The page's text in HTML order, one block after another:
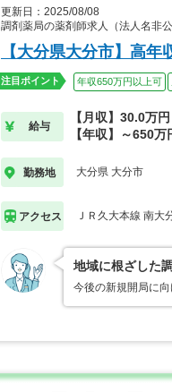
更新日：2025/08/08
調剤薬局の薬剤師求人（法人名非
【大分県大分市】高
注目ポイント 年収650万円以上可
給与
【月収】30.0万
【年収】～650万
勤務地 大分県 大分市
アクセス ＪＲ久大本線 南大
地域に根ざした
今後の新規開局に